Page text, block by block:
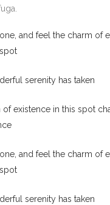
and feel the charm of
serenity has taken
of existence in this spot
and feel the charm of
serenity has taken